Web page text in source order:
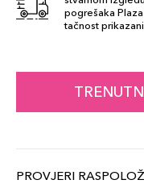
pogrešaka
tačnost
PROVJERI